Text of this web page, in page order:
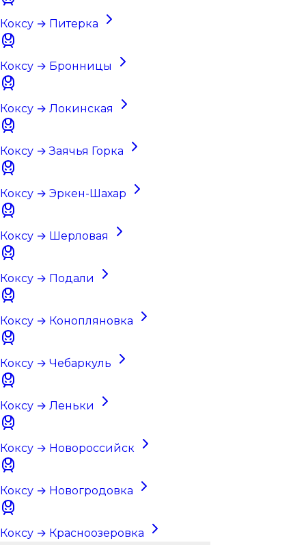
Коксу → Питерка
Коксу → Бронницы
Коксу → Локинская
Коксу → Заячья Горка
Коксу → Эркен-Шахар
Коксу → Шерловая
Коксу → Подали
Коксу → Конопляновка
Коксу → Чебаркуль
Коксу → Леньки
Коксу → Новороссийск
Коксу → Новогродовка
Коксу → Красноозеровка